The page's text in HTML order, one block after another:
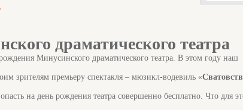
драматического театра
Минусинского драматического театра. В этом году наш
зрителям премьеру спектакля – мюзикл-водевиль «
на день рождения театра совершенно бесплатно. Что для